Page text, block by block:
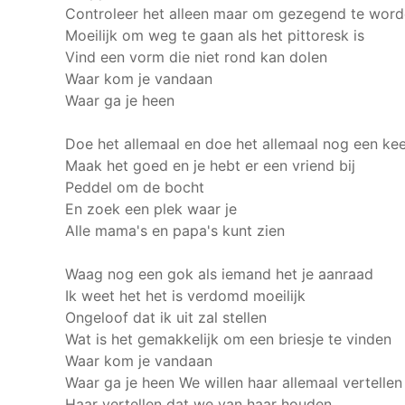
Controleer het alleen maar om gezegend te
Moeilijk om weg te gaan als het pittoresk is
Vind een vorm die niet rond kan dolen
Waar kom je vandaan
Waar ga je heen
Doe het allemaal en doe het allemaal nog een
Maak het goed en je hebt er een vriend bij
Peddel om de bocht
En zoek een plek waar je
Alle mama's en papa's kunt zien
Waag nog een gok als iemand het je aanraad
Ik weet het het is verdomd moeilijk
Ongeloof dat ik uit zal stellen
Wat is het gemakkelijk om een briesje te vinden
Waar kom je vandaan
Waar ga je heen We willen haar allemaal vertellen